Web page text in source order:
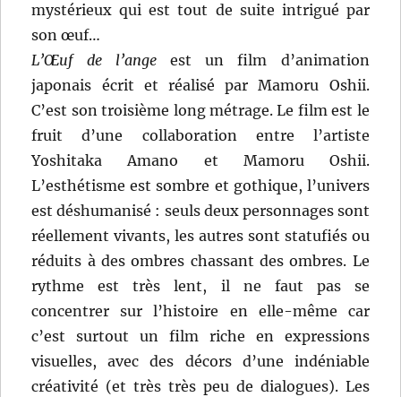
mystérieux qui est tout de suite intrigué par
son œuf…
L’Œuf de l’angeest un film d’animation
japonais écrit et réalisé par Mamoru Oshii.
C’est son troisième long métrage. Le film est le
fruit d’une collaboration entre l’artiste
Yoshitaka Amano et Mamoru Oshii.
L’esthétisme est sombre et gothique, l’univers
est déshumanisé : seuls deux personnages sont
réellement vivants, les autres sont statufiés ou
réduits à des ombres chassant des ombres. Le
rythme est très lent, il ne faut pas se
concentrer sur l’histoire en elle-même car
c’est surtout un film riche en expressions
visuelles, avec des décors d’une indéniable
créativité (et très très peu de dialogues). Les